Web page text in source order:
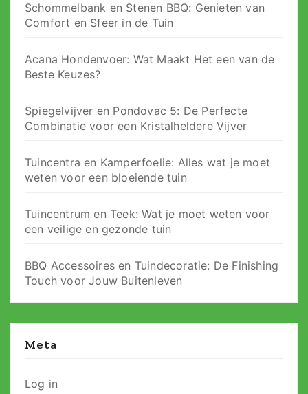
Schommelbank en Stenen BBQ: Genieten van
Comfort en Sfeer in de Tuin
Acana Hondenvoer: Wat Maakt Het een van de
Beste Keuzes?
Spiegelvijver en Pondovac 5: De Perfecte
Combinatie voor een Kristalheldere Vijver
Tuincentra en Kamperfoelie: Alles wat je moet
weten voor een bloeiende tuin
Tuincentrum en Teek: Wat je moet weten voor
een veilige en gezonde tuin
BBQ Accessoires en Tuindecoratie: De Finishing
Touch voor Jouw Buitenleven
Meta
Log in